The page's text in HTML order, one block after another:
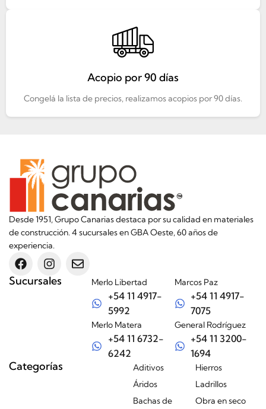
Acopio por 90 días
Congelá la lista de precios, realizamos acopios por 90 días.
Desde 1951, Grupo Canarias destaca por su calidad en materiales
de construcción. 4 sucursales en GBA Oeste, 60 años de
experiencia.
Sucursales Merlo Libertad
+54 11 4917-
5992
Merlo Matera
+54 11 6732-
6242
Marcos Paz
+54 11 4917-
7075
General Rodríguez
+54 11 3200-
1694
Categorías
Aditivos
Áridos
Bachas de
Hierros
Ladrillos
Obra en seco